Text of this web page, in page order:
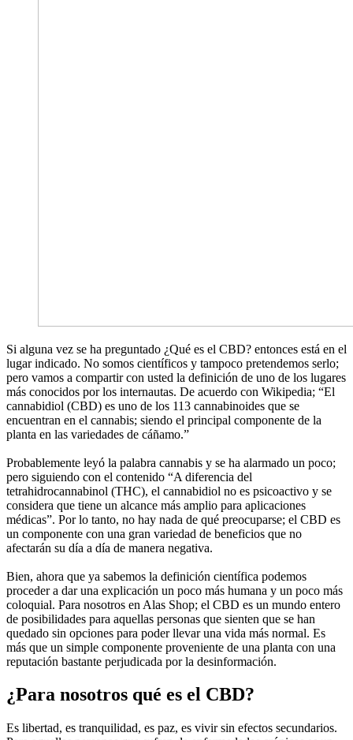
Si alguna vez se ha preguntado ¿Qué es el CBD? entonces está en el
lugar indicado. No somos científicos y tampoco pretendemos serlo;
pero vamos a compartir con usted la definición de uno de los lugares
más conocidos por los internautas. De acuerdo con Wikipedia; “El
cannabidiol (CBD) es uno de los 113 cannabinoides que se
encuentran en el cannabis; siendo el principal componente de la
planta en las variedades de cáñamo.”
Probablemente leyó la palabra cannabis y se ha alarmado un poco;
pero siguiendo con el contenido “A diferencia del
tetrahidrocannabinol (THC), el cannabidiol no es psicoactivo y se
considera que tiene un alcance más amplio para aplicaciones
médicas”. Por lo tanto, no hay nada de qué preocuparse; el CBD es
un componente con una gran variedad de beneficios que no
afectarán su día a día de manera negativa.
Bien, ahora que ya sabemos la definición científica podemos
proceder a dar una explicación un poco más humana y un poco más
coloquial. Para nosotros en Alas Shop; el CBD es un mundo entero
de posibilidades para aquellas personas que sienten que se han
quedado sin opciones para poder llevar una vida más normal. Es
más que un simple componente proveniente de una planta con una
reputación bastante perjudicada por la desinformación.
¿Para nosotros qué es el CBD?
Es libertad, es tranquilidad, es paz, es vivir sin efectos secundarios.